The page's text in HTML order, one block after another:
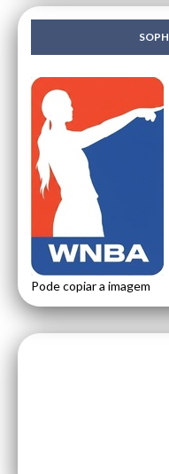
Pode copiar a imagem